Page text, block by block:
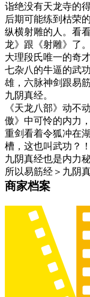
诣绝没有天龙寺的
后期可能练到枯荣
纵横射雕的人。看
龙》跟《射雕》了
大理段氏唯一的奇
七杂八的牛逼的武
雄，六脉神剑跟易
九阴真经。
《天龙八部》动不
傲》中可怜的内力
重剑看着令狐冲在
槽，这也叫武功？
九阴真经也是内力
所以易筋经＞九阴
商家档案